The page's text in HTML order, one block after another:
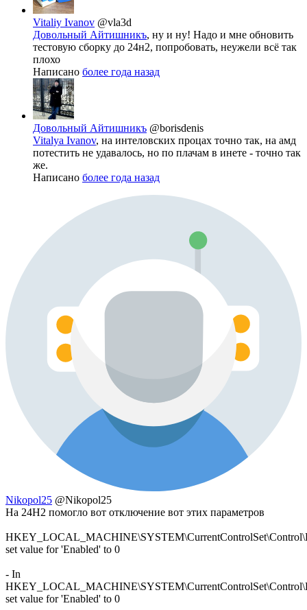
Vitaliy Ivanov @vla3d
Довольный Айтишникъ, ну и ну! Надо и мне обновить
тестовую сборку до 24н2, попробовать, неужели всё так
плохо
Написано более года назад
Довольный Айтишникъ @borisdenis
Vitalya Ivanov, на интеловских процах точно так, на амд
потестить не удавалось, но по плачам в инете - точно так
же.
Написано более года назад
Nikopol25 @Nikopol25
На 24H2 помогло вот отключение вот этих параметров
set value for 'Enabled' to 0
- In
set value for 'Enabled' to 0